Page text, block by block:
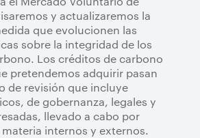
y actualizaremos la
que evolucionen las
sobre la integridad de los
Los créditos de carbono
pretendemos adquirir pasan
de revisión que incluye
de gobernanza, legales y
llevado a cabo por
internos y externos.